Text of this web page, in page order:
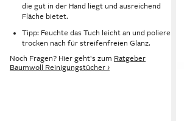
die gut in der Hand liegt und ausreichend
Fläche bietet.
Tipp: Feuchte das Tuch leicht an und poliere
trocken nach für streifenfreien Glanz.
Noch Fragen? Hier geht's zum Ratgeber
Baumwoll Reinigungstücher ›